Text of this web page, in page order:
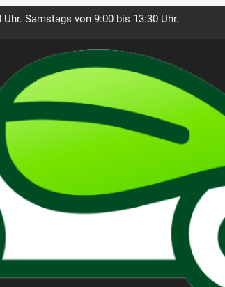
Samstags von 9:00 bis 13:30 Uhr.